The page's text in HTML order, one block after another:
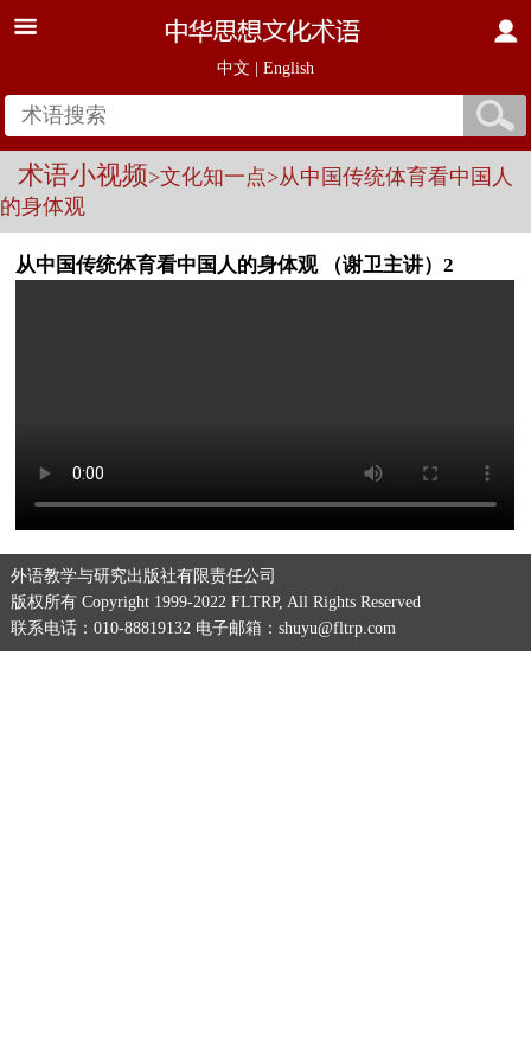
中文 English
术语小视频>文化知一点>从中国传统体育看中国人
的身体观
从中国传统体育看中国人的身体观 （谢卫主讲）2
外语教学与研究出版社有限责任公司
版权所有 Copyright 1999-2022 FLTRP, All Rights Reserved
联系电话：010-88819132 电子邮箱：shuyu@fltrp.com